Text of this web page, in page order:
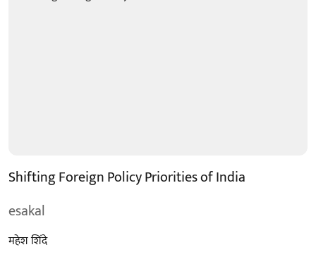
Shifting Foreign Policy Priorities of India
esakal
महेश शिंदे